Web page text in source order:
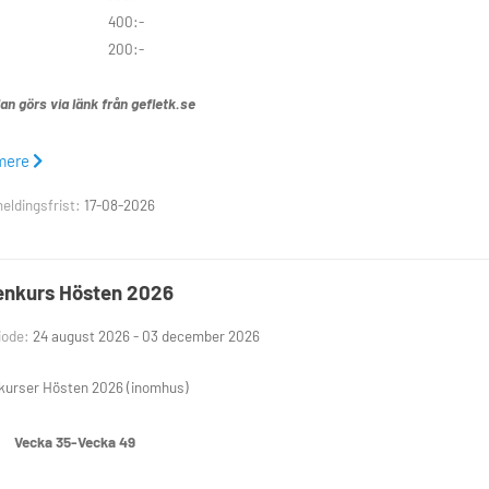
400:-
200:-
görs via länk från gefletk.se
är Måndag 17:e Augusti
026-107870 info@gefletk.se
17-08-2026
Hösten 2026
24 august 2026 - 03 december 2026
Hösten 2026 (inomhus)
Vecka 35-Vecka 49